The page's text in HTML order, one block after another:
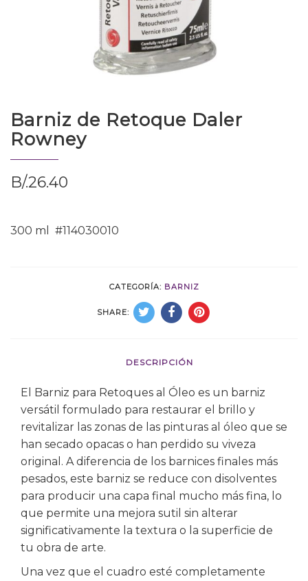
Barniz de Retoque Daler
Rowney
B/.26.40
300 ml #114030010
CATEGORÍA: BARNIZ
SHARE:
DESCRIPCIÓN
El Barniz para Retoques al Óleo es un barniz
versátil formulado para restaurar el brillo y
revitalizar las zonas de las pinturas al óleo que se
han secado opacas o han perdido su viveza
original. A diferencia de los barnices finales más
pesados, este barniz se reduce con disolventes
para producir una capa final mucho más fina, lo
que permite una mejora sutil sin alterar
significativamente la textura o la superficie de
tu obra de arte.
Una vez que el cuadro esté completamente